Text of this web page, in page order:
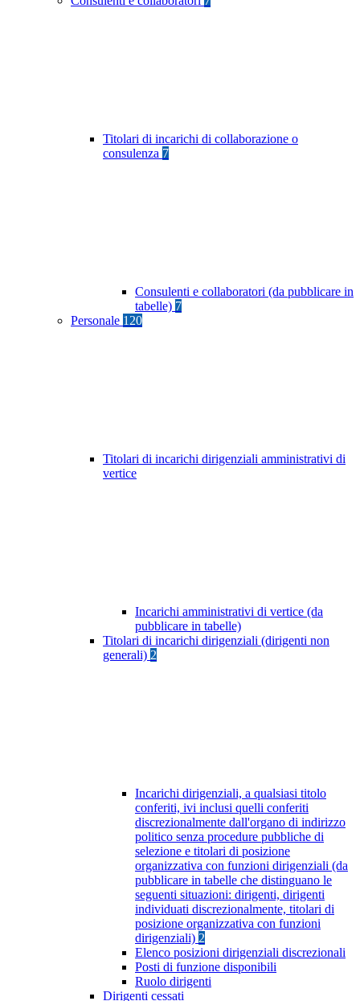
Titolari di incarichi di collaborazione o
consulenza 7
Consulenti e collaboratori (da pubblicare in
tabelle) 7
Personale 120
Titolari di incarichi dirigenziali amministrativi di
vertice
Incarichi amministrativi di vertice (da
pubblicare in tabelle)
Titolari di incarichi dirigenziali (dirigenti non
generali) 2
Incarichi dirigenziali, a qualsiasi titolo
conferiti, ivi inclusi quelli conferiti
discrezionalmente dall'organo di indirizzo
politico senza procedure pubbliche di
selezione e titolari di posizione
organizzativa con funzioni dirigenziali (da
pubblicare in tabelle che distinguano le
seguenti situazioni: dirigenti, dirigenti
individuati discrezionalmente, titolari di
posizione organizzativa con funzioni
dirigenziali) 2
Elenco posizioni dirigenziali discrezionali
Posti di funzione disponibili
Ruolo dirigenti
Dirigenti cessati